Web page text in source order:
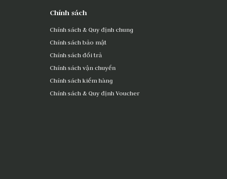
Chính sách
Chính sách & Quy định chung
Chính sách bảo mật
Chính sách đổi trả
Chính sách vận chuyển
Chính sách kiểm hàng
Chính sách & Quy định Voucher